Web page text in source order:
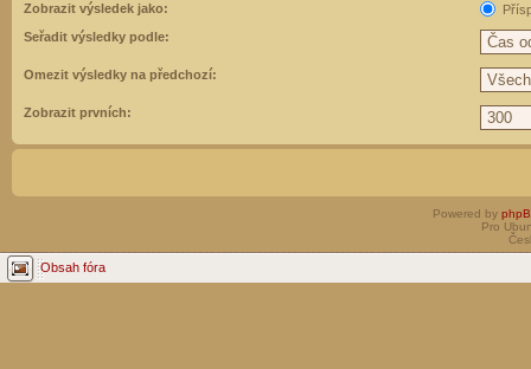
Zobrazit výsledek jako:
Seřadit výsledky podle:
Omezit výsledky na předchozí:
Zobrazit prvních:
Powered by
Pro
Obsah fóra